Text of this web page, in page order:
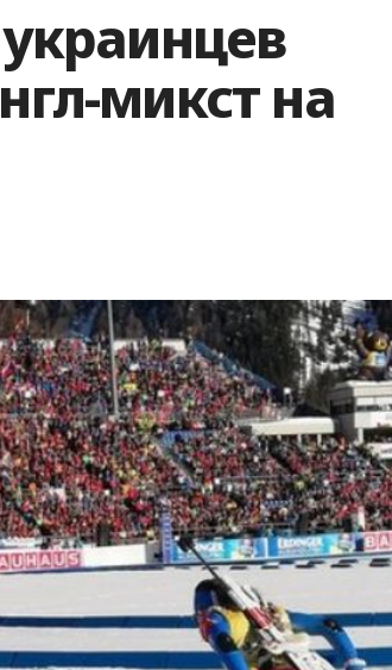
микст на